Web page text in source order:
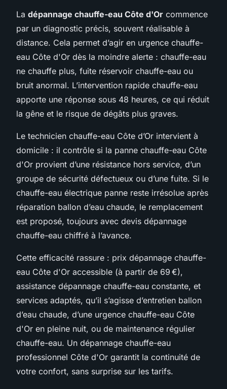
La dépannage chauffe-eau Côte d'Or commence
par un diagnostic précis, souvent réalisable à
distance. Cela permet d’agir en urgence chauffe-
eau Côte d'Or dès la moindre alerte : chauffe-eau
ne chauffe plus, fuite réservoir chauffe-eau ou
bruit anormal. L’intervention rapide chauffe-eau
apporte une réponse sous 48 heures, ce qui réduit
la gêne et le risque de dégâts plus graves.
Le technicien chauffe-eau Côte d’Or intervient à
domicile : il contrôle si la panne chauffe-eau Côte
d'Or provient d’une résistance hors service, d’un
groupe de sécurité défectueux ou d’une fuite. Si le
chauffe-eau électrique panne reste irrésolue après
réparation ballon d’eau chaude, le remplacement
est proposé, toujours avec devis dépannage
chauffe-eau chiffré à l’avance.
Cette efficacité rassure : prix dépannage chauffe-
eau Côte d'Or accessible (à partir de 69 €),
assistance dépannage chauffe-eau constante, et
services adaptés, qu’il s’agisse d’entretien ballon
d’eau chaude, d’une urgence chauffe-eau Côte
d'Or en pleine nuit, ou de maintenance régulier
chauffe-eau. Un dépannage chauffe-eau
professionnel Côte d'Or garantit la continuité de
votre confort, sans surprise sur les tarifs.